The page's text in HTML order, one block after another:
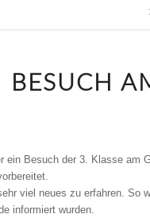
BESUCH
ein Besuch der 3. Klasse am
viel neues zu erfahren. So
informiert wurden.